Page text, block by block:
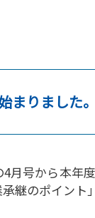
りました。
月号から本年
継のポイン